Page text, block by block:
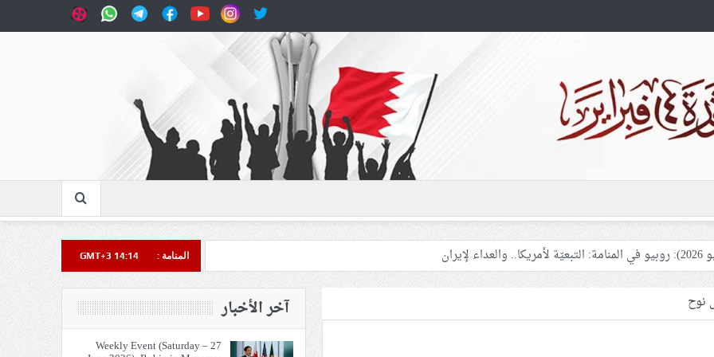
الثقة بالحماية الأمريكيّة لدول الخليج
(8): ماذا سيقول الطاغية حمد في نهاية موسم عاشوراء؟.. شعب البحرين يرسم معادلة النصر على الأرض: «مثلي لا يبايع
GMT+3 14:14 المنامة :
نوح آخر الأخبار
Weekly Event (Saturday – 27